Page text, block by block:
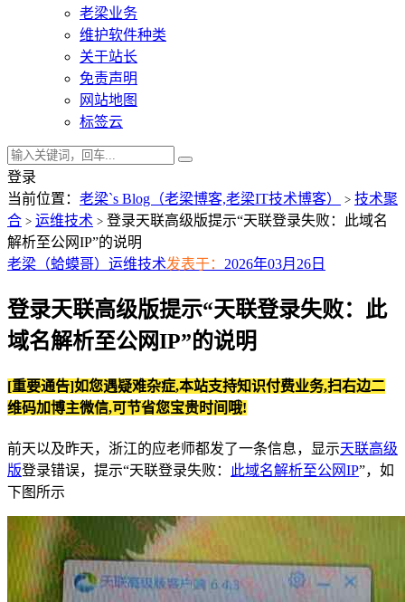
老梁业务
维护软件种类
关于站长
免责声明
网站地图
标签云
登录
当前位置： 老梁`s Blog（老梁博客,老梁IT技术博客） > 技术聚
合 > 运维技术 > 登录天联高级版提示“天联登录失败：此域名
解析至公网IP”的说明
老梁（蛤蟆哥） 运维技术发表于： 2026年03月26日
登录天联高级版提示“天联登录失败：此
域名解析至公网IP”的说明
[重要通告]如您遇疑难杂症,本站支持知识付费业务,扫右边二
维码加博主微信,可节省您宝贵时间哦!
前天以及昨天，浙江的应老师都发了一条信息，显示天联高级
版登录错误，提示“天联登录失败： 此域名解析至公网IP”，如
下图所示